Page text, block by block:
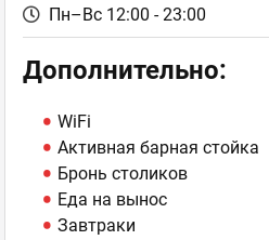
Пн–Вс 12:00 - 23:00
Дополнительно:
WiFi
Активная барная стойка
Бронь столиков
Еда на вынос
Завтраки